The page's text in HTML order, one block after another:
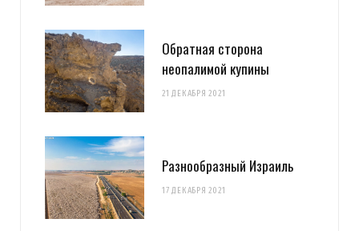
Обратная сторона
неопалимой купины
21 ДЕКАБРЯ 2021
Разнообразный Израиль
17 ДЕКАБРЯ 2021